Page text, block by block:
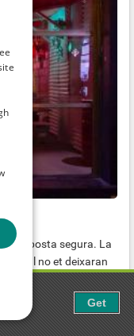
una aposta segura. La
local no et deixaran
Get